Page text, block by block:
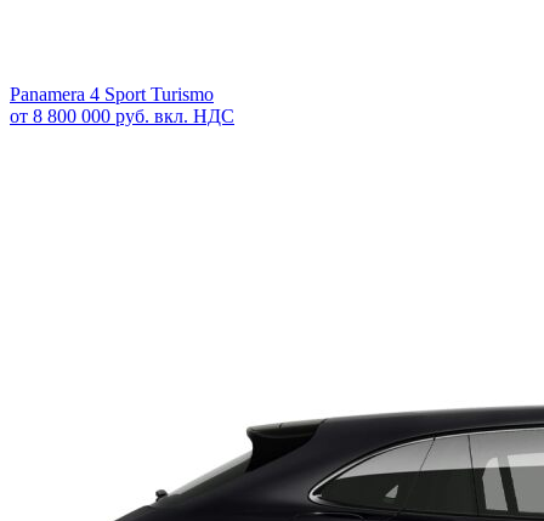
Panamera 4 Sport Turismo
от 8 800 000 руб. вкл. НДС